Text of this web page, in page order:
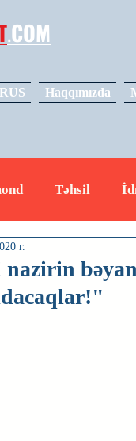
.COM
RUS Haqqımızda
Təhsil
nazirin
г.